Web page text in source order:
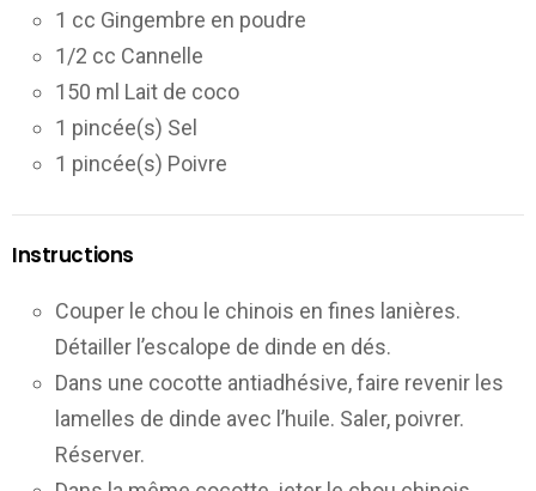
1 cc Gingembre en poudre
1/2 cc Cannelle
150 ml Lait de coco
1 pincée(s) Sel
1 pincée(s) Poivre
Instructions
Couper le chou le chinois en fines lanières.
Détailler l’escalope de dinde en dés.
Dans une cocotte antiadhésive, faire revenir les
lamelles de dinde avec l’huile. Saler, poivrer.
Réserver.